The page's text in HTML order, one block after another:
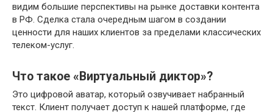
видим большие перспективы на рынке доставки контента
в РФ. Сделка стала очередным шагом в создании
ценности для наших клиентов за пределами классических
телеком-услуг.
Что такое «Виртуальный диктор»?
Это цифровой аватар, который озвучивает набранный
текст. Клиент получает доступ к нашей платформе, где